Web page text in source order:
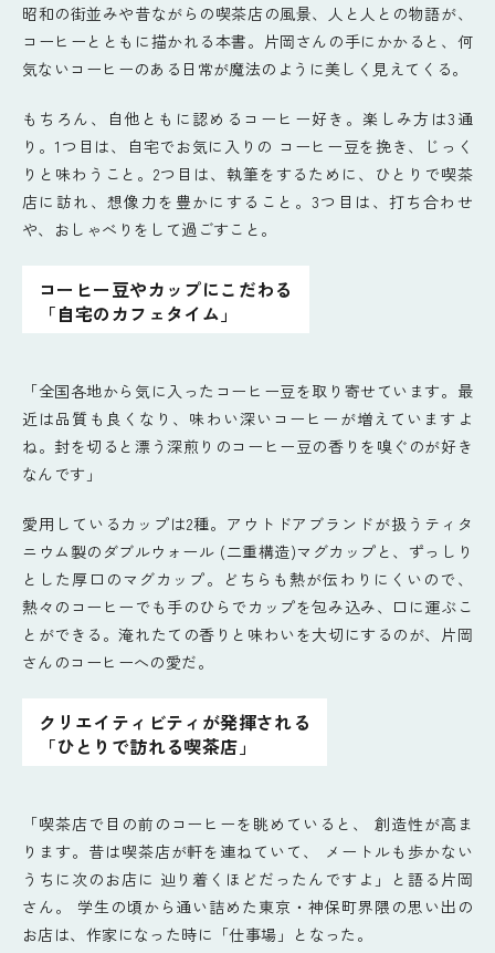
昭和の街並みや昔ながらの喫茶店の風景、人と人との物語が、
コーヒーとともに描かれる本書。片岡さんの手にかかると、何
気ないコーヒーのある日常が魔法のように美しく見えてくる。
もちろん、自他ともに認めるコーヒー好き。楽しみ方は3通
り。1つ目は、自宅でお気に入りの コーヒー豆を挽き、じっく
りと味わうこと。2つ目は、執筆をするために、ひとりで喫茶
店に訪れ、想像力を豊かにすること。3つ目は、打ち合わせ
や、おしゃべりをして過ごすこと。
コーヒー豆やカップにこだわる
「自宅のカフェタイム」
「全国各地から気に入ったコーヒー豆を取り寄せています。最
近は品質も良くなり、味わい深いコーヒーが増えていますよ
ね。封を切ると漂う深煎りのコーヒー豆の香りを嗅ぐのが好き
なんです」
愛用しているカップは2種。アウトドアブランドが扱うティタ
ニウム製のダブルウォール (二重構造)マグカップと、ずっしり
とした厚口のマグカップ。どちらも熱が伝わりにくいので、
熱々のコーヒーでも手のひらでカップを包み込み、口に運ぶこ
とができる。淹れたての香りと味わいを大切にするのが、片岡
さんのコーヒーへの愛だ。
クリエイティビティが発揮される
「ひとりで訪れる喫茶店」
「喫茶店で目の前のコーヒーを眺めていると、 創造性が高ま
ります。昔は喫茶店が軒を連ねていて、 メートルも歩かない
うちに次のお店に 辿り着くほどだったんですよ」と語る片岡
さん。 学生の頃から通い詰めた東京・神保町界隈の思い出の
お店は、作家になった時に「仕事場」となった。